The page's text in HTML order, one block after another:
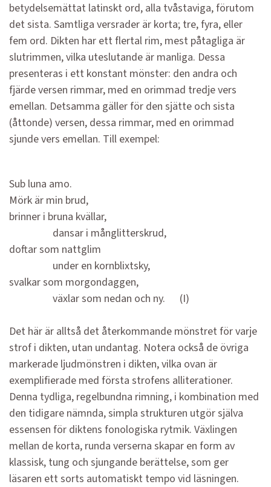
betydelsemättat latinskt ord, alla tvåstaviga, förutom
det sista. Samtliga versrader är korta; tre, fyra, eller
fem ord. Dikten har ett flertal rim, mest påtagliga är
slutrimmen, vilka uteslutande är manliga. Dessa
presenteras i ett konstant mönster: den andra och
fjärde versen rimmar, med en orimmad tredje vers
emellan. Detsamma gäller för den sjätte och sista
(åttonde) versen, dessa rimmar, med en orimmad
sjunde vers emellan. Till exempel:
Sub luna amo.
Mörk är min brud,
brinner i bruna kvällar,
dansar i månglitterskrud,
doftar som nattglim
under en kornblixtsky,
svalkar som morgondaggen,
växlar som nedan och ny. (I)
Det här är alltså det återkommande mönstret för varje
strof i dikten, utan undantag. Notera också de övriga
markerade ljudmönstren i dikten, vilka ovan är
exemplifierade med första strofens alliterationer.
Denna tydliga, regelbundna rimning, i kombination med
den tidigare nämnda, simpla strukturen utgör själva
essensen för diktens fonologiska rytmik. Växlingen
mellan de korta, runda verserna skapar en form av
klassisk, tung och sjungande berättelse, som ger
läsaren ett sorts automatiskt tempo vid läsningen.